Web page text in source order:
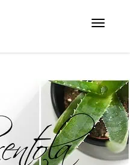
Avaa
valikko